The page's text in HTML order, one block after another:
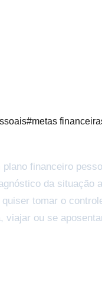
#metas
financeiro
da situação
tomar o
viajar ou se